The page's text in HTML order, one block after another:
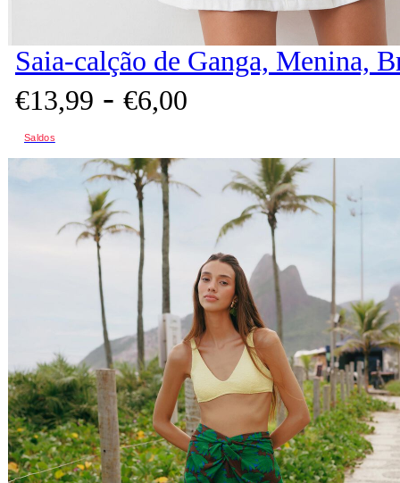
Saia-calção de Ganga, Menina,
€13,99 - €6,00
Saldos